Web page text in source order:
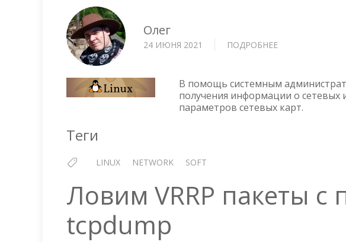
Олег
24 ИЮНЯ 2021 ПОДРОБНЕЕ
УТИЛИТА
ДЛЯ
РАБОТЫ
В помощь системным
получения информации о сетевых
параметров сетевых карт.
Теги
LINUX NETWORK SOFT
Ловим VRRP пакеты
tcpdump